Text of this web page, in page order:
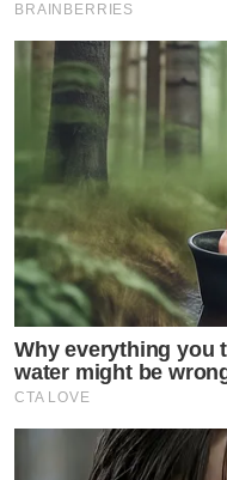
BRAINBERRIES
Why everything you
water might be
CTA LOVE